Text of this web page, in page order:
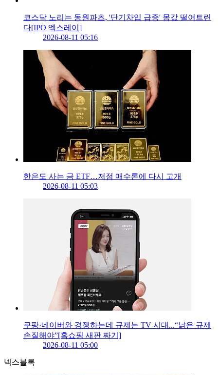
코스닥 노리는 동원파츠, '단기차입 급증' 몸값 떨어트린
다[IPO 엑스레이]
2026-08-11 05:16
한은도 사는 금 ETF…저점 매수론에 다시 고개
2026-08-11 05:03
쿠팡·네이버와 경쟁하는데 규제는 TV 시대...“낡은 규제
손질해야”[홈쇼핑 새판 짜기]
2026-08-11 05:00
넥스블록